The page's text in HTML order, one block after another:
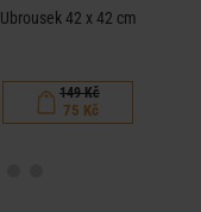
Ubrousek 42 x 42 cm
149 Kč
75 Kč